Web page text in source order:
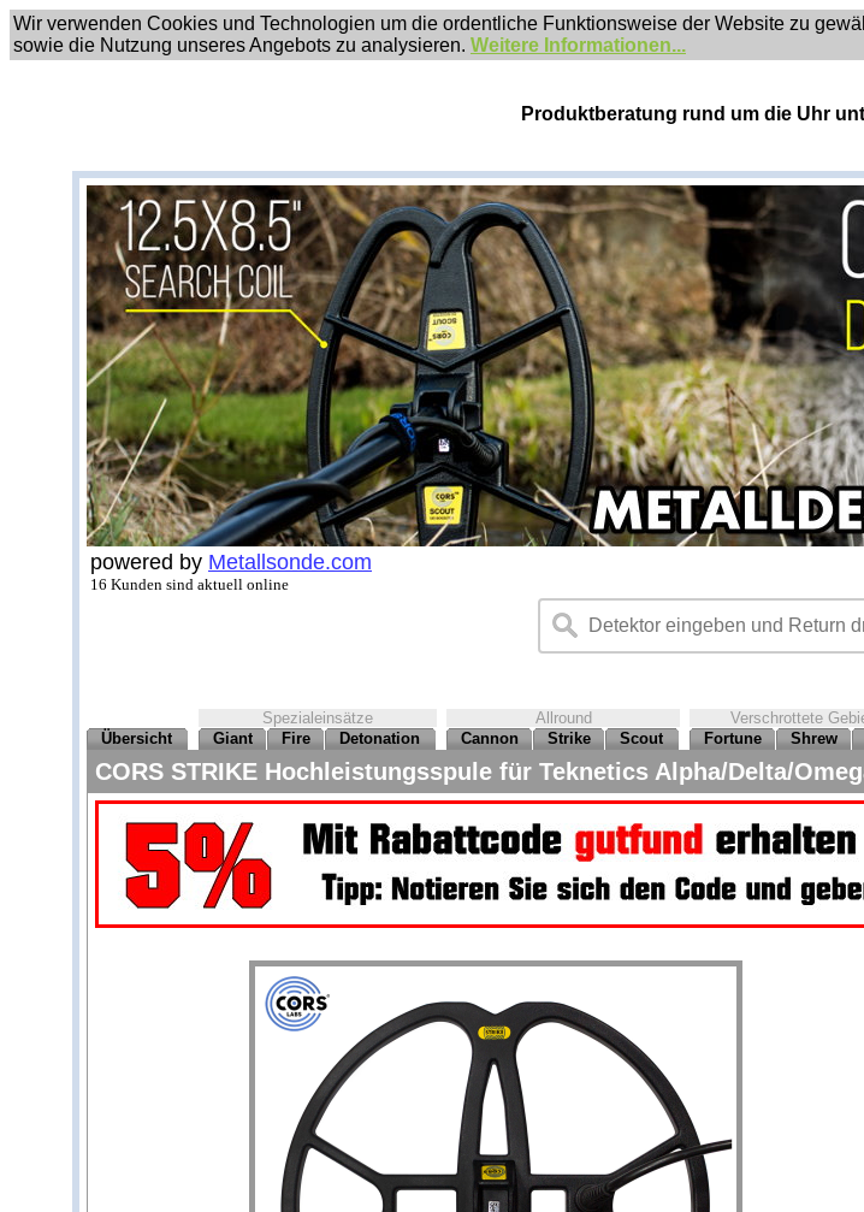
Wir verwenden Cookies und Technologien um die ordentliche Funktionsweise der Website zu
sowie die Nutzung unseres Angebots zu analysieren. Weitere Informationen...
Produktberatung rund um die Uhr
powered by Metallsonde.com
16 Kunden sind aktuell online
Spezialeinsätze Allround
Verschrottete
Übersicht
Giant Fire Detonation Cannon Strike Scout Fortune Shrew
CORS STRIKE Hochleistungsspule für Teknetics Alpha/Delta/